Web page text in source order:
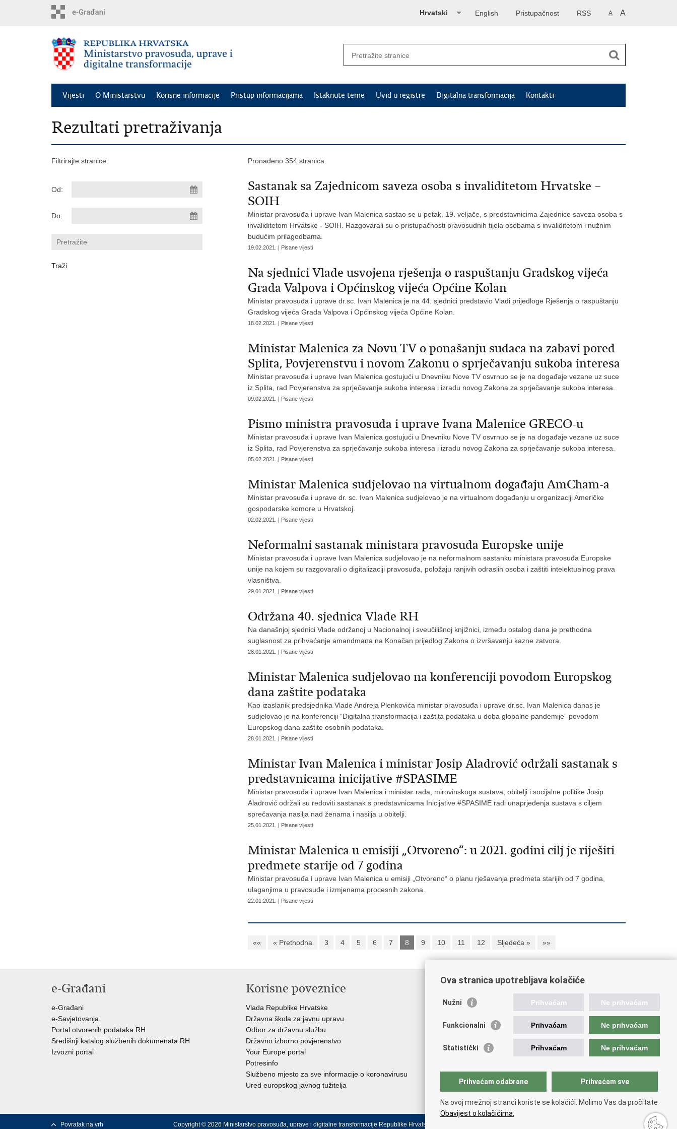
A A
RSS
Pristupačnost
English
Hrvatski
Vijesti O Ministarstvu Korisne informacije Pristup informacijama Istaknute teme Uvid u registre Digitalna transformacija Kontakti
Rezultati pretraživanja
Filtrirajte stranice:
Od:
Do:
Pronađeno 354 stranica.
Sastanak sa Zajednicom saveza osoba s invaliditetom Hrvatske –
SOIH
Ministar pravosuđa i uprave Ivan Malenica sastao se u petak, 19. veljače, s predstavnicima Zajednice saveza osoba s
invaliditetom Hrvatske - SOIH. Razgovarali su o pristupačnosti pravosudnih tijela osobama s invaliditetom i nužnim
budućim prilagodbama.
19.02.2021. | Pisane vijesti
Na sjednici Vlade usvojena rješenja o raspuštanju Gradskog vijeća
Grada Valpova i Općinskog vijeća Općine Kolan
Ministar pravosuđa i uprave dr.sc. Ivan Malenica je na 44. sjednici predstavio Vladi prijedloge Rješenja o raspuštanju
Gradskog vijeća Grada Valpova i Općinskog vijeća Općine Kolan.
18.02.2021. | Pisane vijesti
Ministar Malenica za Novu TV o ponašanju sudaca na zabavi pored
Splita, Povjerenstvu i novom Zakonu o sprječavanju sukoba interesa
Ministar pravosuđa i uprave Ivan Malenica gostujući u Dnevniku Nove TV osvrnuo se je na događaje vezane uz suce
iz Splita, rad Povjerenstva za sprječavanje sukoba interesa i izradu novog Zakona za sprječavanje sukoba interesa.
09.02.2021. | Pisane vijesti
Pismo ministra pravosuđa i uprave Ivana Malenice GRECO-u
Ministar pravosuđa i uprave Ivan Malenica gostujući u Dnevniku Nove TV osvrnuo se je na događaje vezane uz suce
iz Splita, rad Povjerenstva za sprječavanje sukoba interesa i izradu novog Zakona za sprječavanje sukoba interesa.
05.02.2021. | Pisane vijesti
Ministar Malenica sudjelovao na virtualnom događaju AmCham-a
Ministar pravosuđa i uprave dr. sc. Ivan Malenica sudjelovao je na virtualnom događanju u organizaciji Američke
gospodarske komore u Hrvatskoj.
02.02.2021. | Pisane vijesti
Neformalni sastanak ministara pravosuđa Europske unije
Ministar pravosuđa i uprave Ivan Malenica sudjelovao je na neformalnom sastanku ministara pravosuđa Europske
unije na kojem su razgovarali o digitalizaciji pravosuđa, položaju ranjivih odraslih osoba i zaštiti intelektualnog prava
vlasništva.
29.01.2021. | Pisane vijesti
Održana 40. sjednica Vlade RH
Na današnjoj sjednici Vlade održanoj u Nacionalnoj i sveučilišnoj knjižnici, između ostalog dana je prethodna
suglasnost za prihvaćanje amandmana na Konačan prijedlog Zakona o izvršavanju kazne zatvora.
28.01.2021. | Pisane vijesti
Ministar Malenica sudjelovao na konferenciji povodom Europskog
dana zaštite podataka
Kao izaslanik predsjednika Vlade Andreja Plenkovića ministar pravosuđa i uprave dr.sc. Ivan Malenica danas je
sudjelovao je na konferenciji “Digitalna transformacija i zaštita podataka u doba globalne pandemije” povodom
Europskog dana zaštite osobnih podataka.
28.01.2021. | Pisane vijesti
Ministar Ivan Malenica i ministar Josip Aladrović održali sastanak s
predstavnicama inicijative #SPASIME
Ministar pravosuđa i uprave Ivan Malenica i ministar rada, mirovinskoga sustava, obitelji i socijalne politike Josip
Aladrović održali su redoviti sastanak s predstavnicama Inicijative #SPASIME radi unaprjeđenja sustava s ciljem
sprečavanja nasilja nad ženama i nasilja u obitelji.
25.01.2021. | Pisane vijesti
Ministar Malenica u emisiji „Otvoreno“: u 2021. godini cilj je riješiti
predmete starije od 7 godina
Ministar pravosuđa i uprave Ivan Malenica u emisiji „Otvoreno“ o planu rješavanja predmeta starijih od 7 godina,
ulaganjima u pravosuđe i izmjenama procesnih zakona.
22.01.2021. | Pisane vijesti
«« « Prethodna 3 4 5 6 7 8 9 10 11 12 Sljedeća » »»
e-Građani
e-Građani
e-Savjetovanja
Portal otvorenih podataka RH
Središnji katalog službenih dokumenata RH
Izvozni portal
Korisne poveznice
Vlada Republike Hrvatske
Državna škola za javnu upravu
Odbor za državnu službu
Državno izborno povjerenstvo
Your Europe portal
Potresinfo
Službeno mjesto za sve informacije o koronavirusu
Ured europskog javnog tužitelja
Poveznice pravosudnog sustava
Portal sudova
Državno odvjetništvo
Ured za suzbijanje korupcije i organiziranog kriminaliteta
Državnoodvjetničko vijeće
Hrvatska odvjetnička komora
Hrvatska javnobilježnička komora
Povratak na vrh Copyright © 2026 Ministarstvo pravosuđa, uprave i digitalne transformacije Republike Hrvatske.
Ova stranica upotrebljava kolačiće
Nužni Prihvaćam Ne prihvaćam
Funkcionalni Prihvaćam Ne prihvaćam
Statistički Prihvaćam Ne prihvaćam
Prihvaćam odabrane Prihvaćam sve
Na ovoj mrežnoj stranci koriste se kolačići. Molimo Vas da pročitate
Obavijest o kolačićima.